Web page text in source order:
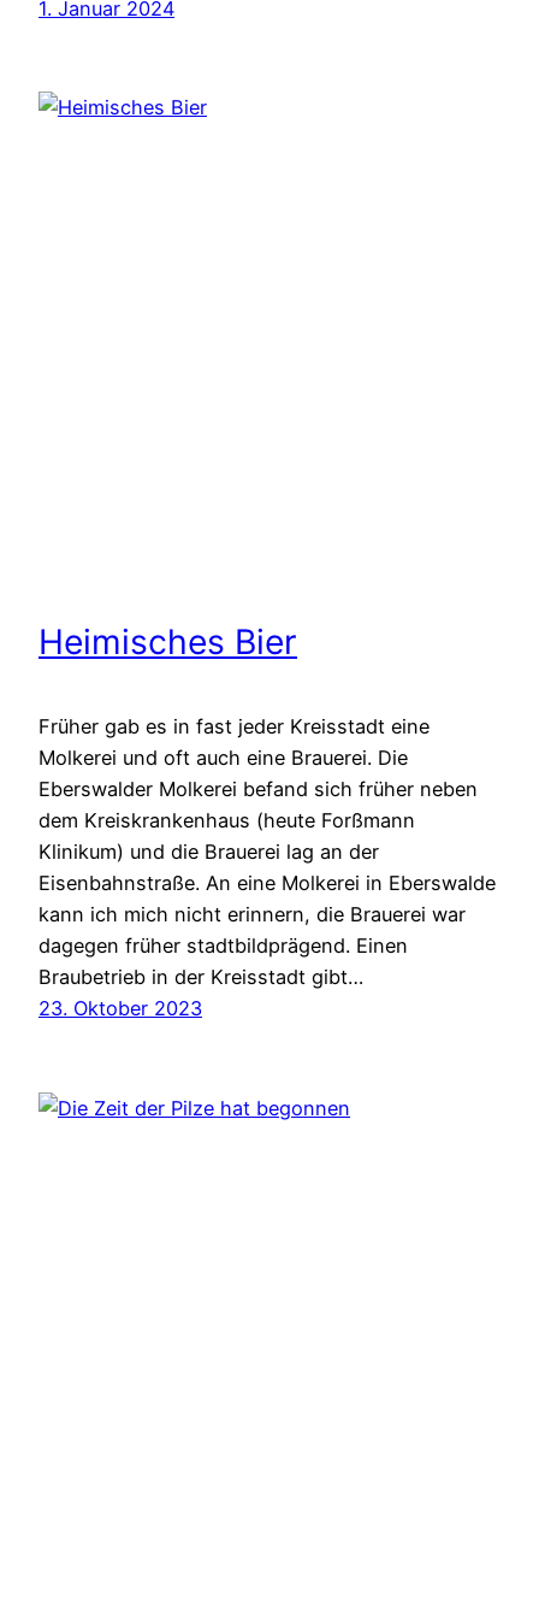
1. Januar 2024
Heimisches Bier
Früher gab es in fast jeder Kreisstadt eine
Molkerei und oft auch eine Brauerei. Die
Eberswalder Molkerei befand sich früher neben
dem Kreiskrankenhaus (heute Forßmann
Klinikum) und die Brauerei lag an der
Eisenbahnstraße. An eine Molkerei in Eberswalde
kann ich mich nicht erinnern, die Brauerei war
dagegen früher stadtbildprägend. Einen
Braubetrieb in der Kreisstadt gibt…
23. Oktober 2023